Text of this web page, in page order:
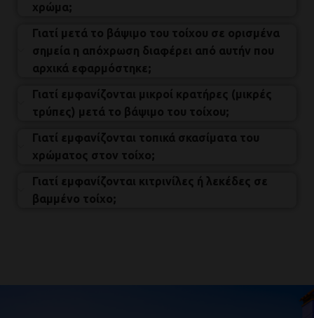
χρώμα;
Γιατί μετά το βάψιμο του τοίχου σε ορισμένα
σημεία η απόχρωση διαφέρει από αυτήν που
αρχικά εφαρμόστηκε;
Γιατί εμφανίζονται μικροί κρατήρες (μικρές
τρύπες) μετά το βάψιμο του τοίχου;
Γιατί εμφανίζονται τοπικά σκασίματα του
χρώματος στον τοίχο;
Γιατί εμφανίζονται κιτρινίλες ή λεκέδες σε
βαμμένο τοίχο;